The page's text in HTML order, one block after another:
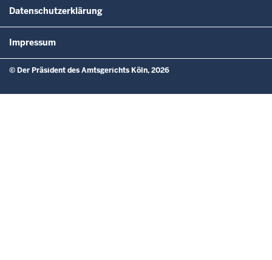
Datenschutzerklärung
Impressum
© Der Präsident des Amtsgerichts Köln, 2026